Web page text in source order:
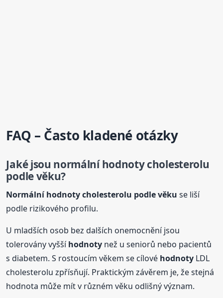
FAQ – Často kladené otázky
Jaké jsou normálníhodnotycholesterolu
podle věku?
Normálníhodnotycholesterolu podle věku se liší
podle rizikového profilu.
U mladších osob bez dalších onemocnění jsou
tolerovány vyššíhodnoty než u seniorů nebo pacientů
s diabetem. S rostoucím věkem se cílové hodnoty LDL
cholesterolu zpřísňují. Praktickým závěrem je, že stejná
hodnota může mít v různém věku odlišný význam.